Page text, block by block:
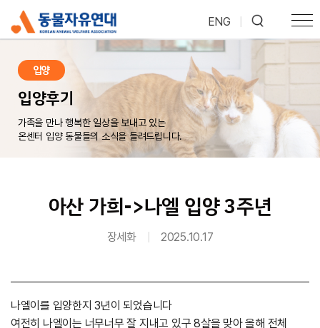
ENG
입양
입양후기
가족을 만나 행복한 일상을 보내고 있는
온센터 입양 동물들의 소식을 들려드립니다.
아산 가희->나엘 입양 3주년
장세화 2025.10.17
나엘이를 입양한지 3년이 되었습니다
여전히 나엘이는 너무너무 잘 지내고 있구 8살을 맞아 올해 전체